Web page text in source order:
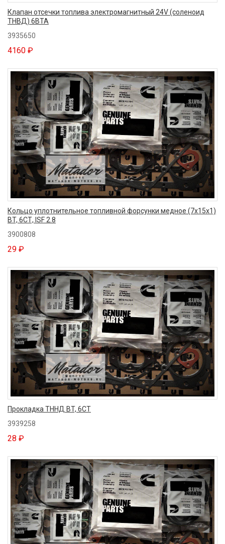
Клапан отсечки топлива электромагнитный 24V (cоленоид
ТНВД) 6BTA
3935650
4160 ₽
Кольцо уплотнительное топливной форсунки медное (7x15x1)
BT, 6CТ, ISF 2.8
3900808
29 ₽
Прокладка ТННД BT, 6CT
3939258
28 ₽